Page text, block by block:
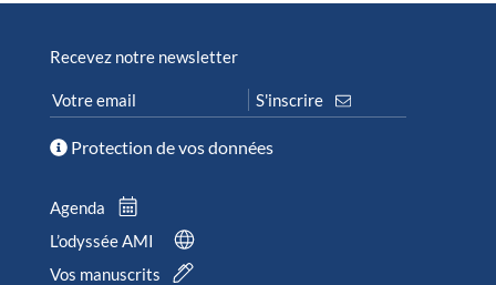
Recevez notre newsletter
Protection de vos données
Agenda
L’odyssée AMI
Vos manuscrits